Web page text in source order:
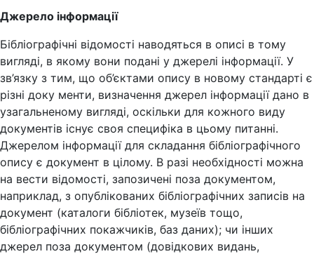
Джерело інформації
Бібліографічні відомості наводяться в описі в тому
вигляді, в якому вони подані у джерелі інформації. У
зв’язку з тим, що об’єктами опису в новому стандарті є
різні доку менти, визначення джерел інформації дано в
узагальненому вигляді, оскільки для кожного виду
документів існує своя специфіка в цьому питанні.
Джерелом інформації для складання бібліографічного
опису є документ в цілому. В разі необхідності можна
на вести відомості, запозичені поза документом,
наприклад, з опублікованих бібліографічних записів на
документ (каталоги бібліотек, музеїв тощо,
бібліографічних покажчиків, баз даних); чи інших
джерел поза документом (довідкових видань,